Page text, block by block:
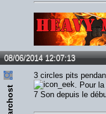
Lien :http://
08/06/2014 12:07:13
Narchost
3 circles pits
. Pour
7 Son depuis le